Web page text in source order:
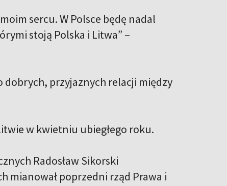
sercu. W Polsce będę nadal
stoją Polska i Litwa” –
dobrych, przyjaznych relacji między
w kwietniu ubiegłego roku.
Radosław Sikorski
mianował poprzedni rząd Prawa i